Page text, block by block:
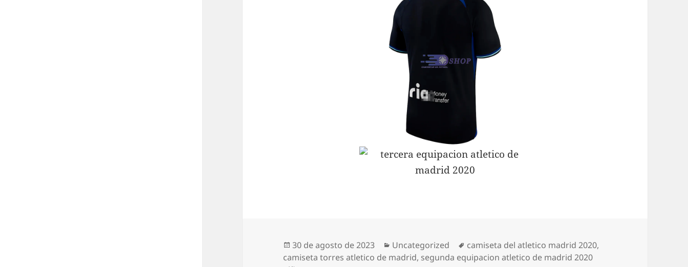
Publicado
el
30 de agosto de 2023 Categorías
Uncategorized Etiquetas
camiseta del atletico madrid 2020,
camiseta torres atletico de madrid, segunda equipacion atletico de madrid 2020